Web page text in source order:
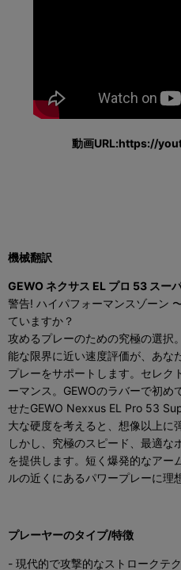
動画URL:https://
機械翻訳
GEWO ネクサス EL プロ 53 スー
警告! ハイパフォーマンスゾーン
ていますか？
攻めるプレーのための究極の選択
能な限界に近い速度評価が、あな
プレーをサポートします。セレク
ーマンス。GEWOのラバーで初
せたGEWO Nexxus EL Pro 53
大な硬度を考えると、想像以上に
しかし、究極のスピード、最適な
を提供します。短く爆発的なアー
ルの近くにあるパワープレーに理
プレーヤーのタイプ/特徴
- 現代的で攻撃的なストロークテ